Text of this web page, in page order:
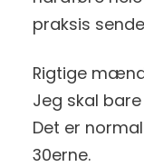
praksis
Rigtige
Jeg skal
Det er
30erne.